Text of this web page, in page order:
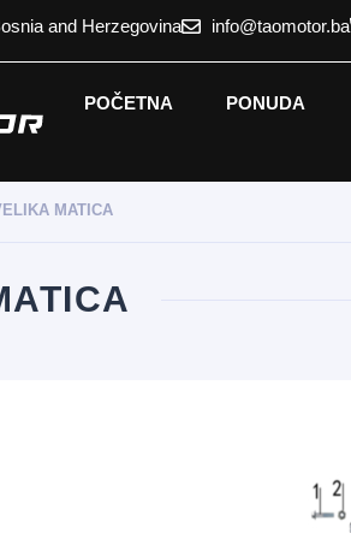
and Herzegovina info@taomotor.ba
POČETNA PONUDA
MATICA